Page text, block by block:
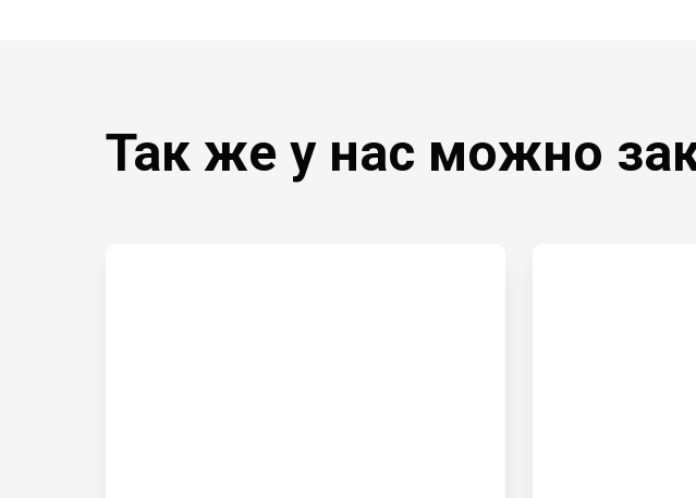
Так же у нас можно